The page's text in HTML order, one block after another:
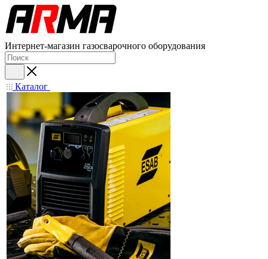
Интернет-магазин газосварочного оборудования
Каталог